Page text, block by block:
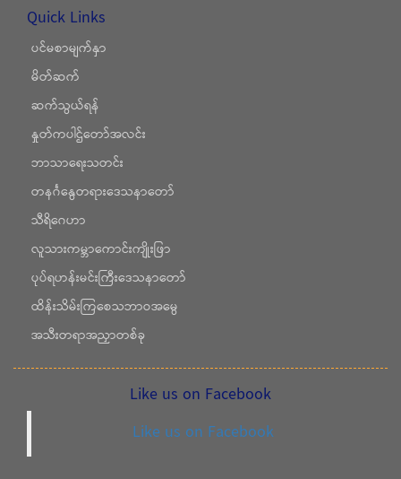
Quick Links
ပင်မစာမျက်နှာ
မိတ်ဆက်
ဆက်သွယ်ရန်
နှုတ်ကပါဌ်တော်အလင်း
ဘာသာရေးသတင်း
တနင်္ဂနွေတရားဒေသနာတော်
သီရိဂေဟာ
လူသားကမ္ဘာကောင်းကျိုးဖြာ
ပုပ်ရဟန်းမင်းကြီးဒေသနာတော်
ထိန်းသိမ်းကြစေသဘာဝအမွေ
အသီးတရာအညှာတစ်ခု
Like us on Facebook
Like us on Facebook